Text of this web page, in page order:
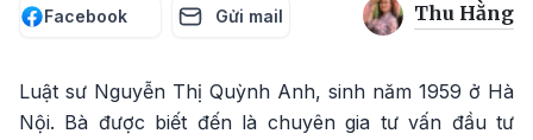
Facebook Gửi mail Thu Hằng
Luật sư Nguyễn Thị Quỳnh Anh, sinh năm 1959 ở Hà
Nội. Bà được biết đến là chuyên gia tư vấn đầu tư